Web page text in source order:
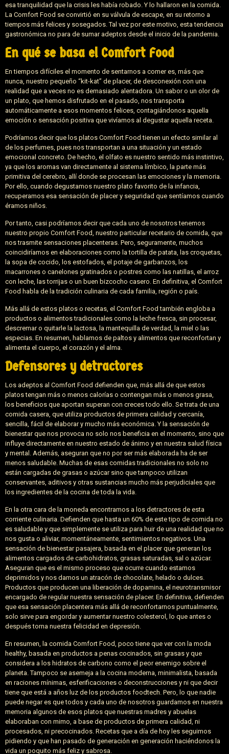
esa tranquilidad que la crisis les había robado. Y lo hallaron en la comida.
La Comfort Food se convirtió en su válvula de escape, en su retorno a
tiempos más felices y sosegados. Tal vez por este motivo, esta tendencia
gastronómica no para de sumar adeptos desde el inicio de la pandemia.
En qué se basa el Comfort Food
En tiempos difíciles el momento de sentarnos a comer es, más que
nunca, nuestro pequeño “kit-kat” de placer, de desconexión con una
realidad que a veces no es demasiado alentadora. Un sabor o un olor de
un plato, que hemos disfrutado en el pasado, nos transporta
automáticamente a esos momentos felices, contagiándonos aquella
emoción o sensación positiva que vivíamos al degustar aquella receta.
Podríamos decir que los platos Comfort Food tienen un efecto similar al
de los perfumes, pues nos transportan a una situación y un estado
emocional concreto. De hecho, el olfato es nuestro sentido más instintivo,
ya que los aromas van directamente al sistema límbico, la parte más
primitiva del cerebro, allí donde se procesan las emociones y la memoria.
Por ello, cuando degustamos nuestro plato favorito de la infancia,
recuperamos esa sensación de placer y seguridad que sentíamos cuando
éramos niños.
Por tanto, casi podríamos decir que cada uno de nosotros tenemos
nuestro propio Comfort Food, nuestro particular recetario de comida, que
nos trasmite sensaciones placenteras. Pero, seguramente, muchos
coincidiríamos en elaboraciones como la tortilla de patata, las croquetas,
la sopa de cocido, los estofados, el potaje de garbanzos, los
macarrones o canelones gratinados o postres como las natillas, el arroz
con leche, las torrijas o un buen bizcocho casero. En definitiva, el Comfort
Food habla de la tradición culinaria de cada familia, región o país.
Más allá de estos platos o recetas, el Comfort Food también engloba a
productos o alimentos tradicionales como la leche fresca, sin procesar,
descremar o quitarle la lactosa, la mantequilla de verdad, la miel o las
especias. En resumen, hablamos de paltos y alimentos que reconfortan y
alimenta el cuerpo, el corazón y el alma.
Defensores y detractores
Los adeptos al Comfort Food defienden que, más allá de que estos
platos tengan más o menos calorías o contengan más o menos grasa,
los beneficios que aportan superan con creces todo ello. Se trata de una
comida casera, que utiliza productos de primera calidad y cercanía,
sencilla, fácil de elaborar y mucho más económica. Y la sensación de
bienestar que nos provoca no solo nos beneficia en el momento, sino que
influye directamente en nuestro estado de ánimo y en nuestra salud física
y mental. Además, aseguran que no por ser más elaborada ha de ser
menos saludable. Muchas de esas comidas tradicionales no solo no
están cargadas de grasas o azúcar sino que tampoco utilizan
conservantes, aditivos y otras sustancias mucho más perjudiciales que
los ingredientes de la cocina de toda la vida.
En la otra cara de la moneda encontramos a los detractores de esta
corriente culinaria. Defienden que hasta un 60% de este tipo de comida no
es saludable y que simplemente se utiliza para huir de una realidad que no
nos gusta o aliviar, momentáneamente, sentimientos negativos. Una
sensación de bienestar pasajera, basada en el placer que generan los
alimentos cargados de carbohidratos, grasas saturadas, sal o azúcar.
Aseguran que es el mismo proceso que ocurre cuando estamos
deprimidos y nos damos un atracón de chocolate, helado o dulces.
Productos que producen una liberación de dopamina, el neurotransmisor
encargado de regular nuestra sensación de placer. En definitiva, defienden
que esa sensación placentera más allá de reconfortarnos puntualmente,
solo sirve para engordar y aumentar nuestro colesterol, lo que antes o
después torna nuestra felicidad en depresión.
En resumen, la comida Comfort Food, poco tiene que ver con la moda
healthy, basada en productos a penas cocinados, sin grasas y que
considera a los hidratos de carbono como el peor enemigo sobre el
planeta. Tampoco se asemeja a la cocina moderna, minimalista, basada
en raciones mínimas, esferificaciones o deconstrucciones y ni que decir
tiene que está a años luz de los productos foodtech. Pero, lo que nadie
puede negar es que todos y cada uno de nosotros guardamos en nuestra
memoria algunos de esos platos que nuestras madres y abuelas
elaboraban con mimo, a base de productos de primera calidad, ni
procesados, ni precocinados. Recetas que a día de hoy les seguimos
pidiendo y que han pasado de generación en generación haciéndonos la
vida un poquito más feliz y sabrosa.